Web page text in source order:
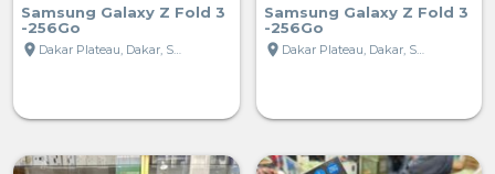
Samsung Galaxy Z Fold 3
-256Go
location_on
Dakar Plateau, Dakar, Sénégal
Samsung Galaxy Z Fold 3
-256Go
location_on
Dakar Plateau, Dakar, Sénégal